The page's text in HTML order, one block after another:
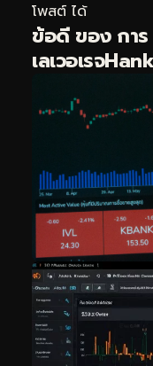
โพสต์ ได้
ข้อดี ของ การ
เลเวอเรจ